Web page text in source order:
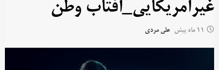
غیرآمریکایی_آفتاب وطن
11 ماه پیش علی مردی